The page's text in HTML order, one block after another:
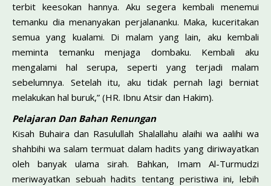
terbit keesokan hannya. Aku segera kembali menemui
temanku dia menanyakan perjalananku. Maka, kuceritakan
semua yang kualami. Di malam yang lain, aku kembali
meminta temanku menjaga dombaku. Kembali aku
mengalami hal serupa, seperti yang terjadi malam
sebelumnya. Setelah itu, aku tidak pernah lagi berniat
melakukan hal buruk,” (HR. Ibnu Atsir dan Hakim).
Pelajaran Dan Bahan Renungan
Kisah Buhaira dan Rasulullah Shalallahu alaihi wa aalihi wa
shahbihi wa salam termuat dalam hadits yang diriwayatkan
oleh banyak ulama sirah. Bahkan, Imam Al-Turmudzi
meriwayatkan sebuah hadits tentang peristiwa ini, lebih